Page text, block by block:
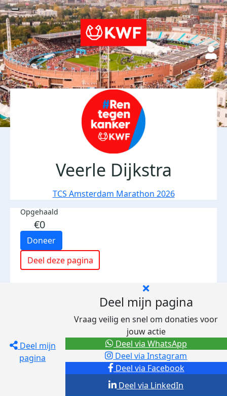
Veerle Dijkstra
TCS Amsterdam Marathon 2026
Opgehaald
€0
Doneer
Deel deze pagina
Deel mijn
pagina
Deel mijn pagina
Vraag veilig en snel om donaties voor
jouw actie
Deel via Facebook
Deel via Instagram
Deel via LinkedIn
Deel via WhatsApp